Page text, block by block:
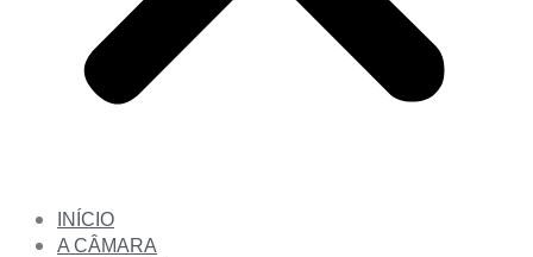
INÍCIO
A CÂMARA